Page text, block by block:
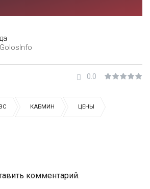
0.0
КАБМИН ЦЕНЫ
комментарий.